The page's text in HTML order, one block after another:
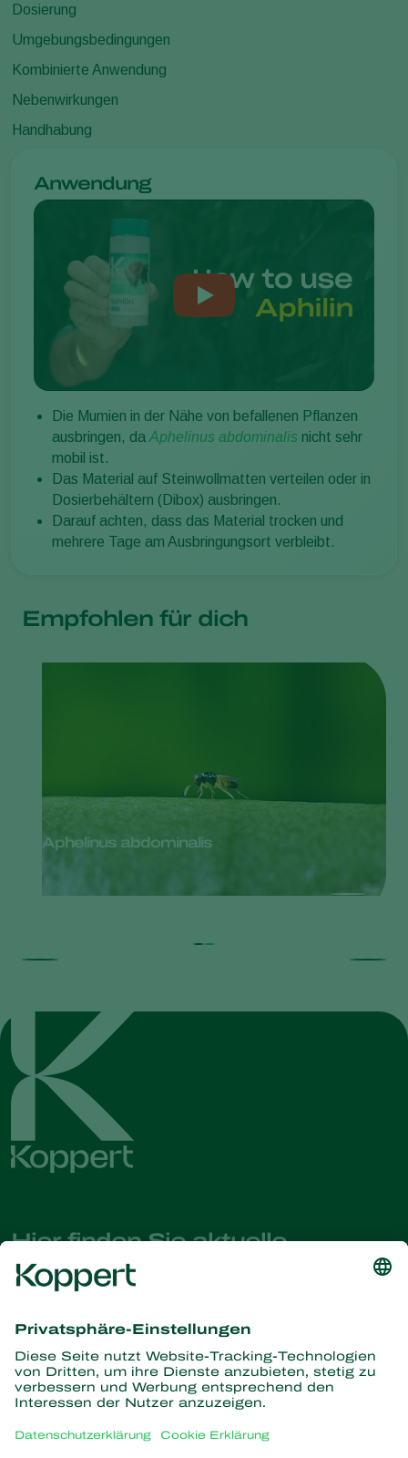
Dosierung
Umgebungsbedingungen
Kombinierte Anwendung
Nebenwirkungen
Handhabung
Anwendung
Die Mumien in der Nähe von befallenen Pflanzen
ausbringen, da Aphelinus abdominalis nicht sehr
mobil ist.
Das Material auf Steinwollmatten verteilen oder in
Dosierbehältern (Dibox) ausbringen.
Darauf achten, dass das Material trocken und
mehrere Tage am Ausbringungsort verbleibt.
Empfohlen für dich
Aphelinus abdominalis
Hier finden Sie aktuelle
Nachrichten und Informationen
Partners with Nature
Raubmilben
Räuber